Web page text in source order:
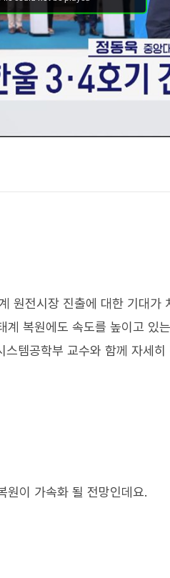
원전시장 진출에 대한 기대가
복원에도 속도를 높이고 있
템공학부 교수와 함께 자세
이 가속화 될 전망인데요.